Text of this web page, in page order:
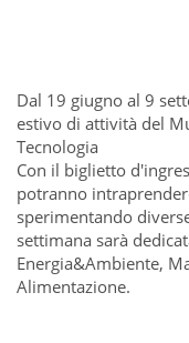
Dal 19 giugno al 9
estivo di attività del
Tecnologia
Con il biglietto
potranno
sperimentando
settimana sarà
Energia&Ambiente,
Alimentazione.